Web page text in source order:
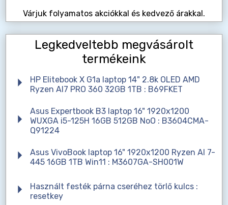
Várjuk folyamatos akciókkal és kedvező árakkal.
Legkedveltebb megvásárolt
termékeink
HP Elitebook X G1a laptop 14" 2.8k OLED AMD
Ryzen AI7 PRO 360 32GB 1TB : B69FKET
Asus Expertbook B3 laptop 16" 1920x1200
WUXGA i5-125H 16GB 512GB NoO : B3604CMA-
Q91224
Asus VivoBook laptop 16" 1920x1200 Ryzen AI 7-
445 16GB 1TB Win11 : M3607GA-SH001W
Használt festék párna cseréhez törlő kulcs :
resetkey